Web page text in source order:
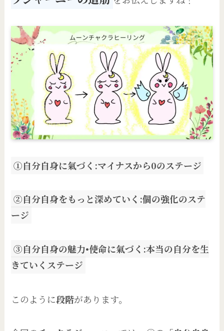
①自分自身に氣づく:マイナスから0のステージ
②自分自身をもっと深めていく:個の強化のステ
ージ
③自分自身の魅力•使命に氣づく:本当の自分を生
きていくステージ
このように段階があります。